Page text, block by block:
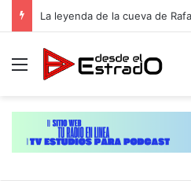
La leyenda de la cueva de
Menú